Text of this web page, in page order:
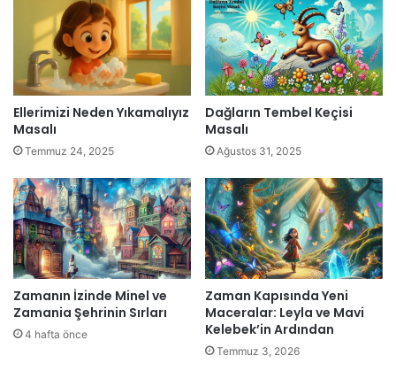
Ellerimizi Neden Yıkamalıyız
Masalı
Temmuz 24, 2025
Dağların Tembel Keçisi
Masalı
Ağustos 31, 2025
Zamanın İzinde Minel ve
Zamania Şehrinin Sırları
4 hafta önce
Zaman Kapısında Yeni
Maceralar: Leyla ve Mavi
Kelebek’in Ardından
Temmuz 3, 2026